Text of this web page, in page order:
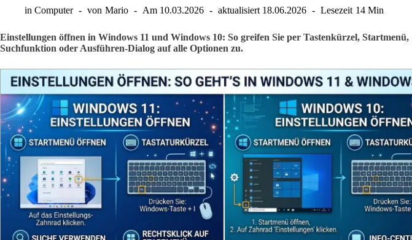
in Computer von Mario Am 10.03.2026 aktualisiert 18.06.2026 Lesezeit 14 Min
Einstellungen öffnen in Windows 11 und Windows 10: So greifen Sie per Tastenkürzel, Startmenü,
Suchfunktion oder Ausführen-Dialog auf alle Optionen zu.